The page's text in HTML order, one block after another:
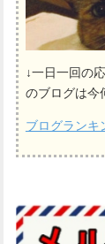
↓一日一回の
のブログは今
ブログランキ